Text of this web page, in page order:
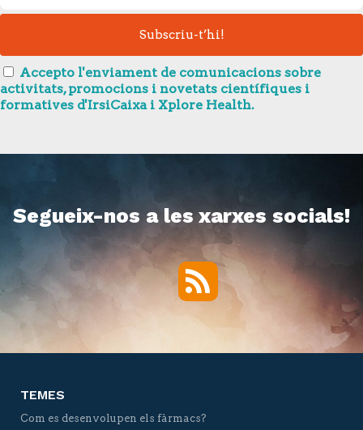
Accepto l'enviament de comunicacions sobre
activitats, promocions i novetats científiques i
formatives d'IrsiCaixa i Xplore Health.
Segueix-nos a les xarxes socials!
RSS
TEMES
Com es desenvolupen els fàrmacs?